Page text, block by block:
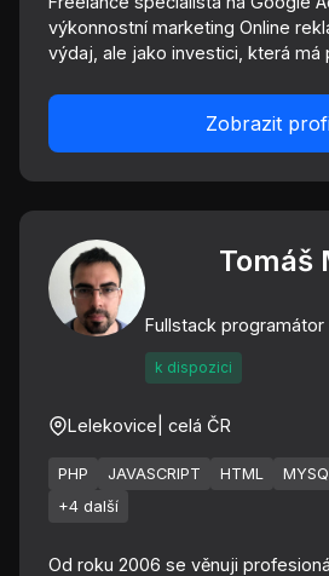
výkonnostní marketing Online
výdaj, ale jako investici, která má
Zobrazit
Tomáš
Fullstack programátor
k dispozici
Lelekovice | celá ČR
PHP JAVASCRIPT HTML
+4 další
Od roku 2006 se věnuji